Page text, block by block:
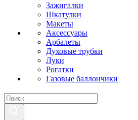
Зажигалки
Шкатулки
Макеты
Аксессуары
Арбалеты
Духовые трубки
Луки
Рогатки
Газовые баллончики